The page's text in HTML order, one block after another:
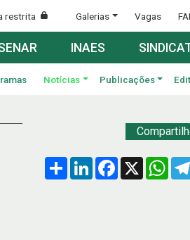
restrita Galerias Vagas
INAES
Notícias Publicações
Compartilhar
LinkedInFacebook
X